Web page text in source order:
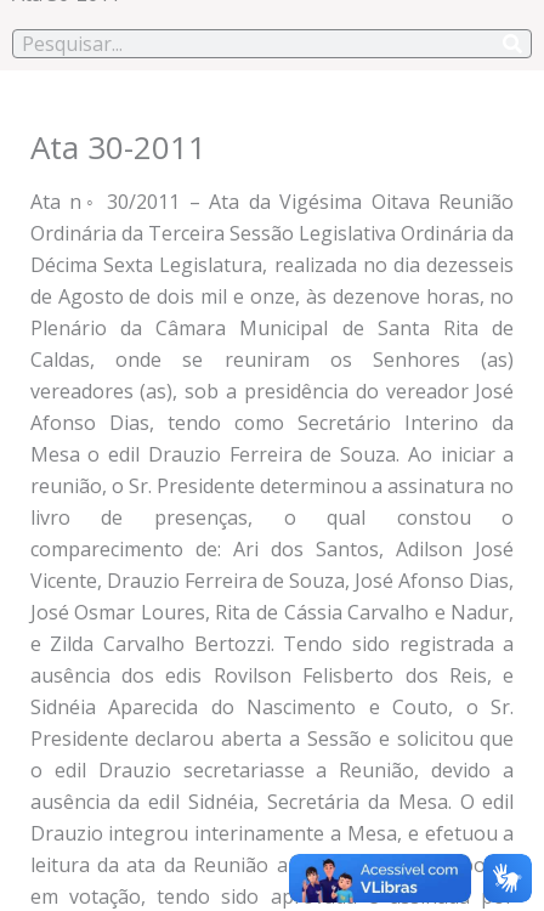
Pesquisar
Ata 30-2011
Ata n◦ 30/2011 – Ata da Vigésima Oitava Reunião
Ordinária da Terceira Sessão Legislativa Ordinária da
Décima Sexta Legislatura, realizada no dia dezesseis
de Agosto de dois mil e onze, às dezenove horas, no
Plenário da Câmara Municipal de Santa Rita de
Caldas, onde se reuniram os Senhores (as)
vereadores (as), sob a presidência do vereador José
Afonso Dias, tendo como Secretário Interino da
Mesa o edil Drauzio Ferreira de Souza. Ao iniciar a
reunião, o Sr. Presidente determinou a assinatura no
livro de presenças, o qual constou o
comparecimento de: Ari dos Santos, Adilson José
Vicente, Drauzio Ferreira de Souza, José Afonso Dias,
José Osmar Loures, Rita de Cássia Carvalho e Nadur,
e Zilda Carvalho Bertozzi. Tendo sido registrada a
ausência dos edis Rovilson Felisberto dos Reis, e
Sidnéia Aparecida do Nascimento e Couto, o Sr.
Presidente declarou aberta a Sessão e solicitou que
o edil Drauzio secretariasse a Reunião, devido a
ausência da edil Sidnéia, Secretária da Mesa. O edil
Drauzio integrou interinamente a Mesa, e efetuou a
leitura da ata da Reunião anterior, a qual foi posta
em votação, tendo sido aprovada e assinada por